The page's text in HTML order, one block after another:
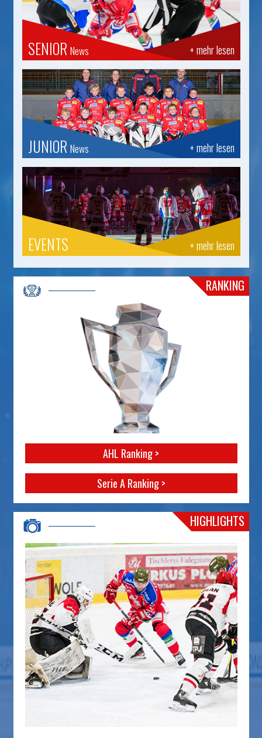
+ mehr lesen
SENIOR News
+ mehr lesen
JUNIOR News
+ mehr lesen
EVENTS
RANKING
AHL Ranking >
Serie A Ranking >
HIGHLIGHTS